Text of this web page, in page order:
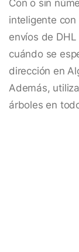
Con o sin
inteligente
envíos de
cuándo se
dirección en
Además,
árboles en